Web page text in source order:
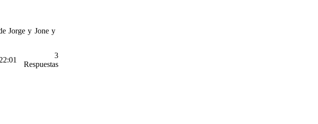
Jorge y Jone y
3
Respuestas